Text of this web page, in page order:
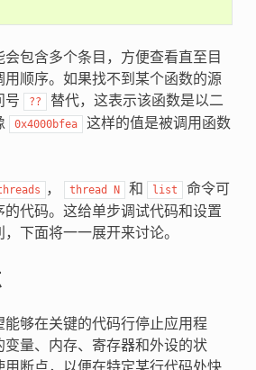
包含多个条目，方便查看直至目
顺序。如果找不到某个函数的源
号
??
替代，这表示该函数是以二
0x4000bfea
这样的值是被调用函数
， thread N 和 list
命令可
的代码。这给单步调试代码和设置
下面将一一展开来讨论。
够在关键的代码行停止应用程
变量、内存、寄存器和外设的状